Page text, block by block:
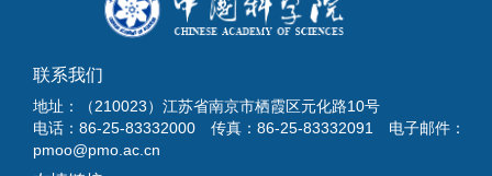
联系我们
地址：（210023）江苏省南京市栖霞区元化路10号
电话：86-25-83332000 传真：86-25-83332091 电子邮件：
pmoo@pmo.ac.cn